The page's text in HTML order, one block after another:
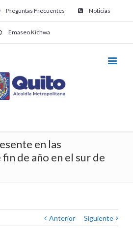
Preguntas Frecuentes Noticias
Emaseo Kichwa
en las
de año en el sur de
Anterior Siguiente